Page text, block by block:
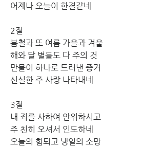
어제나 오늘이 한결같네
2절
봄철과 또 여름 가을과 겨울
해와 달 별들도 다 주의 것
만물이 하나로 드러낸 증거
신실한 주 사랑 나타내네
3절
내 죄를 사하여 안위하시고
주 친히 오셔서 인도하네
오늘의 힘되고 냉일의 소망